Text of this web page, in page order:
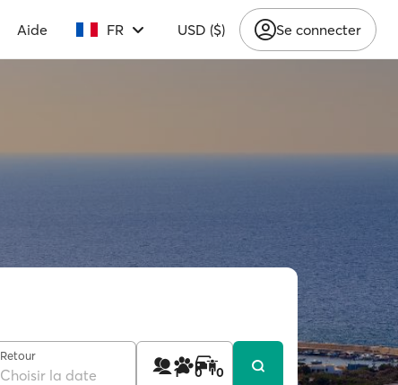
Aide FR USD ($) Se connecter
Retour
Choisir la date 1 0 0